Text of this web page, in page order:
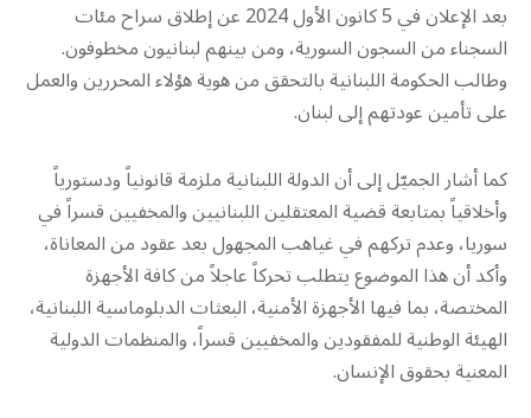
بعد الإعلان في 5 كانون الأول 2024 عن إطلاق سراح مئات
السجناء من السجون السورية، ومن بينهم لبنانيون مخطوفون.
وطالب الحكومة اللبنانية بالتحقق من هوية هؤلاء المحررين والعمل
على تأمين عودتهم إلى لبنان.
كما أشار الجميّل إلى أن الدولة اللبنانية ملزمة قانونياً ودستورياً
وأخلاقياً بمتابعة قضية المعتقلين اللبنانيين والمخفيين قسراً في
سوريا، وعدم تركهم في غياهب المجهول بعد عقود من المعاناة،
وأكد أن هذا الموضوع يتطلب تحركاً عاجلاً من كافة الأجهزة
المختصة، بما فيها الأجهزة الأمنية، البعثات الدبلوماسية اللبنانية،
الهيئة الوطنية للمفقودين والمخفيين قسراً، والمنظمات الدولية
المعنية بحقوق الإنسان.